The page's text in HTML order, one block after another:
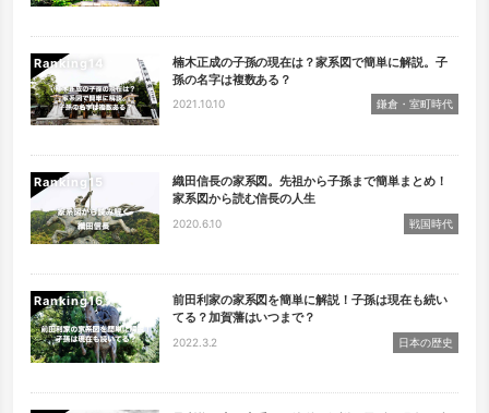
Ranking
楠木正成の子孫の現在は？家系図で簡単に解説。子
孫の名字は複数ある？
2021.10.10 鎌倉・室町時代
Ranking
織田信長の家系図。先祖から子孫まで簡単まとめ！
家系図から読む信長の人生
2020.6.10 戦国時代
Ranking
前田利家の家系図を簡単に解説！子孫は現在も続い
てる？加賀藩はいつまで？
2022.3.2 日本の歴史